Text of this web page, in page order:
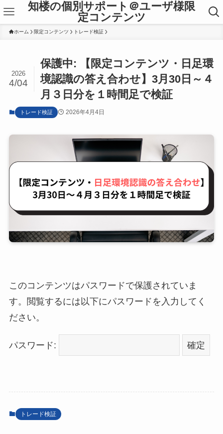
知楼の個別サポート＠ユーザ様限
定コンテンツ
ホーム 限定コンテンツ トレード検証
保護中: 【限定コンテンツ・日足環
境認識の答え合わせ】3月30日～４
月３日分を１時間足で検証
2026
4/04
トレード検証 2026年4月4日
このコンテンツはパスワードで保護されていま
す。閲覧するには以下にパスワードを入力してく
ださい。
パスワード:
トレード検証